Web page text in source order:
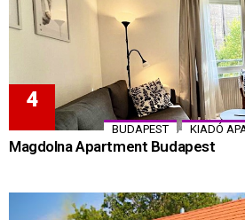
BUDAPEST , KIADÓ
Magdolna Apartment Budapest